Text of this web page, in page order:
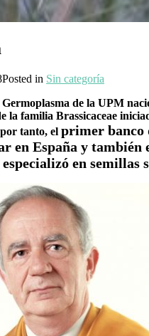
Posted in Sin categoría
de la UPM
la familia Brassicaceae
tanto, el primer banco
en España y también
en semillas